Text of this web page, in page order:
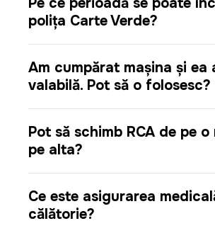
polița Carte Verde?
Am cumpărat mașina și ea
valabilă. Pot să o folosesc?
Pot să schimb RCA de pe o
pe alta?
Ce este asigurarea
călătorie?